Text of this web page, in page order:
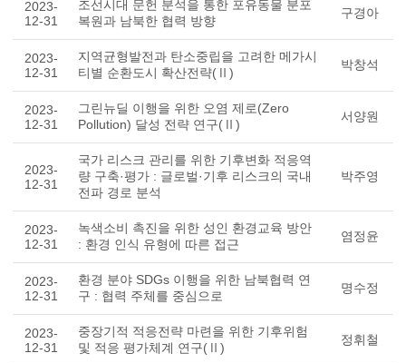
2023-
12-31
조선시대 문헌 분석을 통한 포유동물 분포
복원과 남북한 협력 방향
구경아
2023-
12-31
지역균형발전과 탄소중립을 고려한 메가시
티별 순환도시 확산전략(Ⅱ)
박창석
2023-
12-31
그린뉴딜 이행을 위한 오염 제로(Zero
Pollution) 달성 전략 연구(Ⅱ)
서양원
2023-
12-31
국가 리스크 관리를 위한 기후변화 적응역
량 구축·평가 : 글로벌·기후 리스크의 국내
전파 경로 분석
박주영
2023-
12-31
녹색소비 촉진을 위한 성인 환경교육 방안
: 환경 인식 유형에 따른 접근
염정윤
2023-
12-31
환경 분야 SDGs 이행을 위한 남북협력 연
구 : 협력 주체를 중심으로
명수정
2023-
12-31
중장기적 적응전략 마련을 위한 기후위험
및 적응 평가체계 연구(Ⅱ)
정휘철